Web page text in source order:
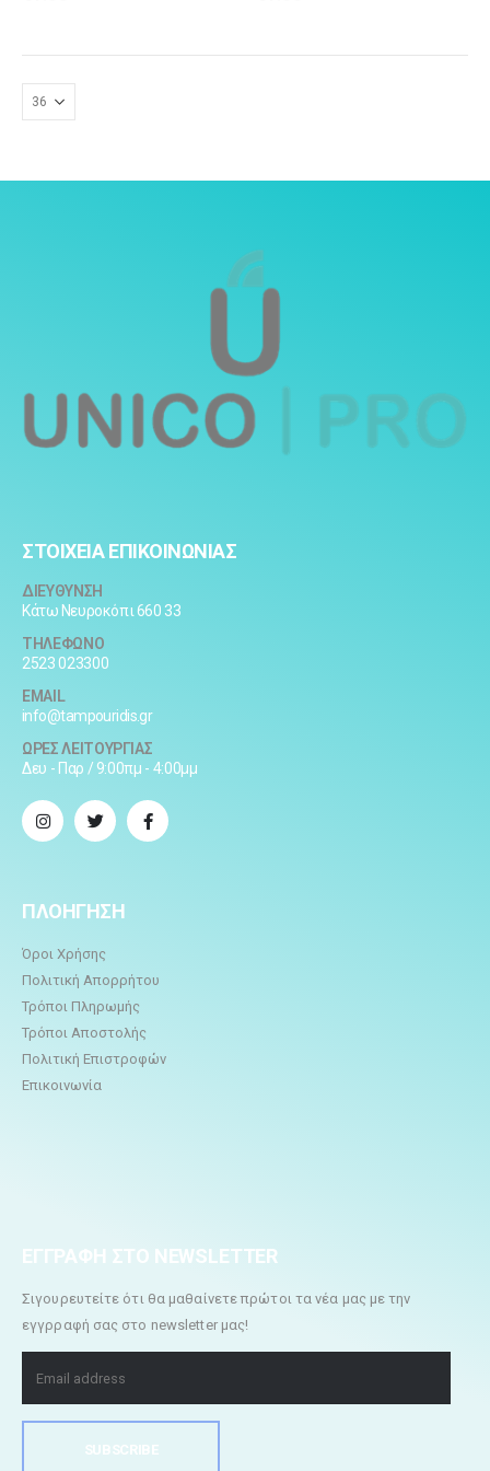
ΣΤΟΙΧΕΙΑ ΕΠΙΚΟΙΝΩΝΙΑΣ
ΔΙΕΥΘΥΝΣΗ
Κάτω Νευροκόπι 660 33
ΤΗΛΕΦΩΝΟ
2523 023300
EMAIL
info@tampouridis.gr
ΩΡΕΣ ΛΕΙΤΟΥΡΓΙΑΣ
Δευ - Παρ / 9:00πμ - 4:00μμ
ΠΛΟΗΓΗΣΗ
Όροι Χρήσης
Πολιτική Απορρήτου
Τρόποι Πληρωμής
Τρόποι Αποστολής
Πολιτική Επιστροφών
Επικοινωνία
ΕΓΓΡΑΦΗ ΣΤΟ NEWSLETTER
Σιγουρευτείτε ότι θα μαθαίνετε πρώτοι τα νέα μας με την
εγγρραφή σας στο newsletter μας!